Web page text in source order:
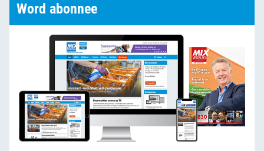
Word abonnee